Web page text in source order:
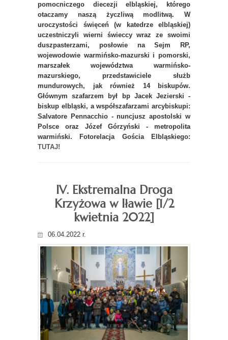
pomocniczego diecezji elbląskiej, którego
otaczamy naszą życzliwą modlitwą. W
uroczystości święceń (w katedrze elbląskiej)
uczestniczyli wierni świeccy wraz ze swoimi
duszpasterzami, posłowie na Sejm RP,
wojewodowie warmińsko-mazurski i pomorski,
marszałek województwa warmińsko-
mazurskiego, przedstawiciele służb
mundurowych, jak również 14 biskupów.
Głównym szafarzem był bp Jacek Jezierski -
biskup elbląski, a współszafarzami arcybiskupi:
Salvatore Pennacchio - nuncjusz apostolski w
Polsce oraz Józef Górzyński - metropolita
warmiński. Fotorelacja Gościa Elbląskiego:
TUTAJ!
IV. Ekstremalna Droga
Krzyżowa w Iławie [1/2
kwietnia 2022]
06.04.2022 r.